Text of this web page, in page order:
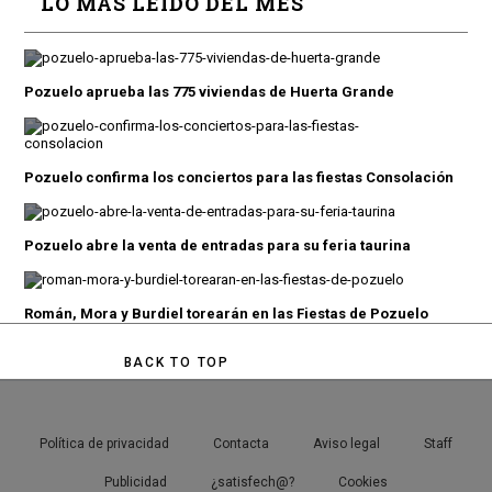
Pozuelo aprueba las 775 viviendas de Huerta Grande
Pozuelo confirma los conciertos para las fiestas Consolación
Pozuelo abre la venta de entradas para su feria taurina
Román, Mora y Burdiel torearán en las Fiestas de Pozuelo
BACK TO TOP
Política de privacidad Contacta Aviso legal Staff
Publicidad ¿satisfech@? Cookies